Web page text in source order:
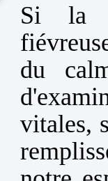
Si la
du
vitales,